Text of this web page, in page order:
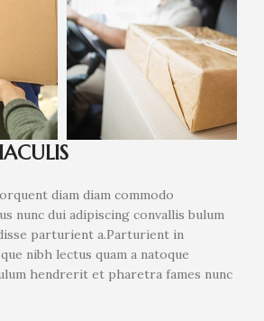
diam diam commodo
nunc dui adipiscing convallis bulum
parturient a.Parturient in
nibh lectus quam a natoque
hendrerit et pharetra fames nunc